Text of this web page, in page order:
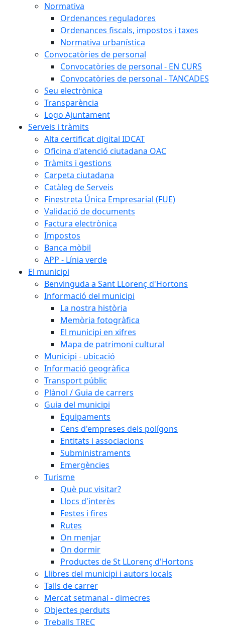
Normativa
Ordenances reguladores
Ordenances fiscals, impostos i taxes
Normativa urbanística
Convocatòries de personal
Convocatòries de personal - EN CURS
Convocatòries de personal - TANCADES
Seu electrònica
Transparència
Logo Ajuntament
Serveis i tràmits
Alta certificat digital IDCAT
Oficina d'atenció ciutadana OAC
Tràmits i gestions
Carpeta ciutadana
Catàleg de Serveis
Finestreta Única Empresarial (FUE)
Validació de documents
Factura electrònica
Impostos
Banca mòbil
APP - Línia verde
El municipi
Benvinguda a Sant LLorenç d'Hortons
Informació del municipi
La nostra història
Memòria fotogràfica
El municipi en xifres
Mapa de patrimoni cultural
Municipi - ubicació
Informació geogràfica
Transport públic
Plànol / Guia de carrers
Guia del municipi
Equipaments
Cens d'empreses dels polígons
Entitats i associacions
Subministraments
Emergències
Turisme
Què puc visitar?
Llocs d'interès
Festes i fires
Rutes
On menjar
On dormir
Productes de St LLorenç d'Hortons
Llibres del municipi i autors locals
Talls de carrer
Mercat setmanal - dimecres
Objectes perduts
Treballs TREC